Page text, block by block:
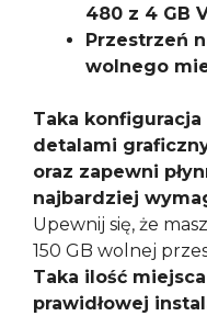
480 z 4 GB
Przestrzeń
wolnego
Taka
detalami
oraz zapewni
najbardziej
Upewnij się, że
150 GB wolnej
Taka ilość
prawidłowej